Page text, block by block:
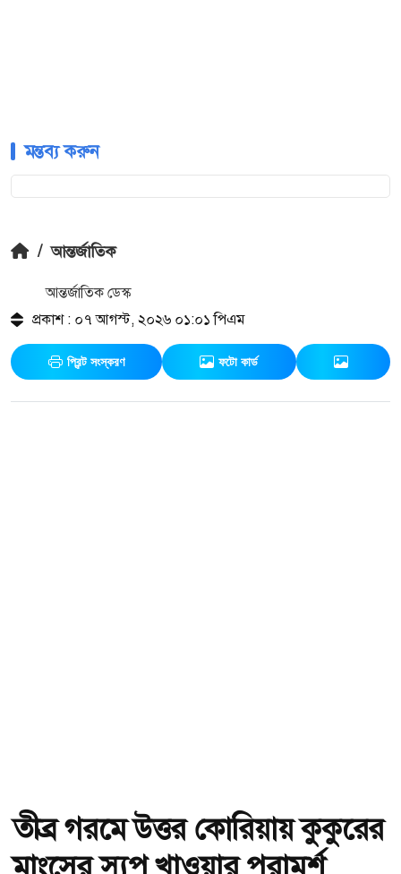
মন্তব্য করুন
/ আন্তর্জাতিক
আন্তর্জাতিক ডেস্ক
প্রকাশ : ০৭ আগস্ট, ২০২৬ ০১:০১ পিএম
প্রিন্ট সংস্করণ ফটো কার্ড
তীব্র গরমে উত্তর কোরিয়ায় কুকুরের
মাংসের স্যুপ খাওয়ার পরামর্শ